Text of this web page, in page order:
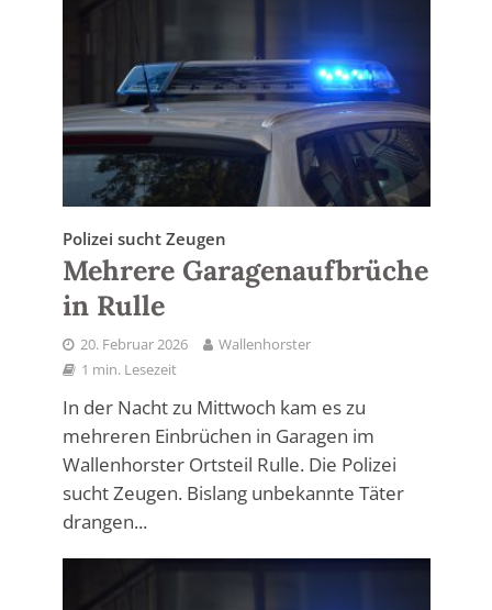
Polizei sucht Zeugen
Mehrere Garagenaufbrüche
in Rulle
20. Februar 2026
Wallenhorster
1 min. Lesezeit
In der Nacht zu Mittwoch kam es zu
mehreren Einbrüchen in Garagen im
Wallenhorster Ortsteil Rulle. Die Polizei
sucht Zeugen. Bislang unbekannte Täter
drangen...